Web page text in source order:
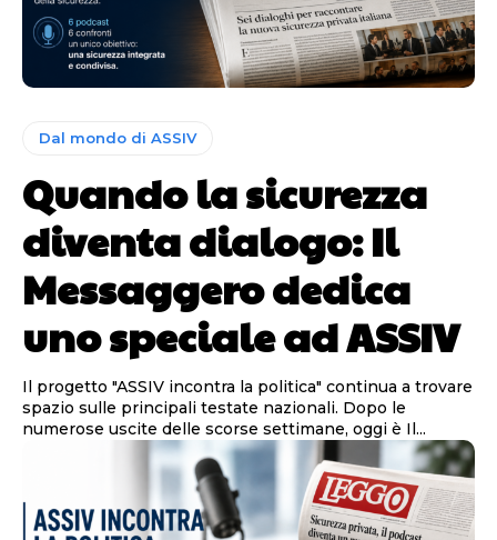
Dal mondo di ASSIV
Quando la sicurezza
diventa dialogo: Il
Messaggero dedica
uno speciale ad ASSIV
Il progetto "ASSIV incontra la politica" continua a trovare
spazio sulle principali testate nazionali. Dopo le
numerose uscite delle scorse settimane, oggi è Il...